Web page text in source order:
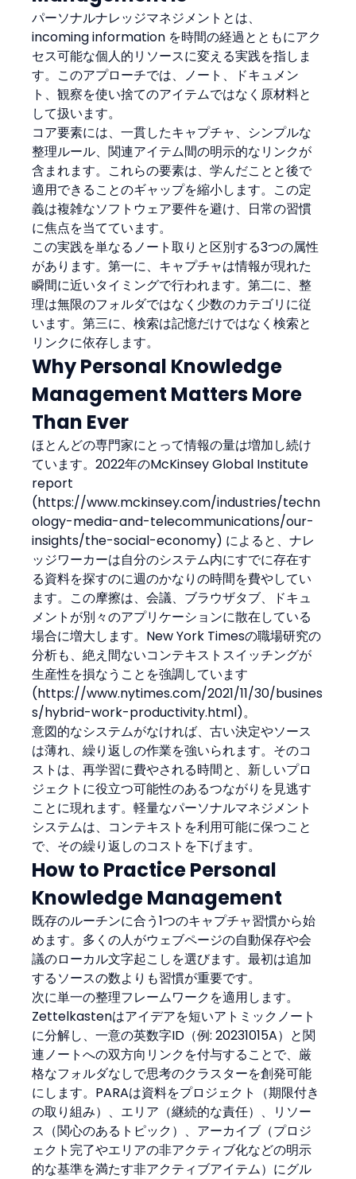
パーソナルナレッジマネジメントとは、
incoming information を時間の経過とともにアク
セス可能な個人的リソースに変える実践を指しま
す。このアプローチでは、ノート、ドキュメン
ト、観察を使い捨てのアイテムではなく原材料と
して扱います。
コア要素には、一貫したキャプチャ、シンプルな
整理ルール、関連アイテム間の明示的なリンクが
含まれます。これらの要素は、学んだことと後で
適用できることのギャップを縮小します。この定
義は複雑なソフトウェア要件を避け、日常の習慣
に焦点を当てています。
この実践を単なるノート取りと区別する3つの属性
があります。第一に、キャプチャは情報が現れた
瞬間に近いタイミングで行われます。第二に、整
理は無限のフォルダではなく少数のカテゴリに従
います。第三に、検索は記憶だけではなく検索と
リンクに依存します。
Why Personal Knowledge
Management Matters More
Than Ever
ほとんどの専門家にとって情報の量は増加し続け
ています。2022年のMcKinsey Global Institute
report
(https://www.mckinsey.com/industries/techn
ology-media-and-telecommunications/our-
insights/the-social-economy) によると、ナレ
ッジワーカーは自分のシステム内にすでに存在す
る資料を探すのに週のかなりの時間を費やしてい
ます。この摩擦は、会議、ブラウザタブ、ドキュ
メントが別々のアプリケーションに散在している
場合に増大します。New York Timesの職場研究の
分析も、絶え間ないコンテキストスイッチングが
生産性を損なうことを強調しています
(https://www.nytimes.com/2021/11/30/busines
s/hybrid-work-productivity.html)。
意図的なシステムがなければ、古い決定やソース
は薄れ、繰り返しの作業を強いられます。そのコ
ストは、再学習に費やされる時間と、新しいプロ
ジェクトに役立つ可能性のあるつながりを見逃す
ことに現れます。軽量なパーソナルマネジメント
システムは、コンテキストを利用可能に保つこと
で、その繰り返しのコストを下げます。
How to Practice Personal
Knowledge Management
既存のルーチンに合う1つのキャプチャ習慣から始
めます。多くの人がウェブページの自動保存や会
議のローカル文字起こしを選びます。最初は追加
するソースの数よりも習慣が重要です。
次に単一の整理フレームワークを適用します。
Zettelkastenはアイデアを短いアトミックノート
に分解し、一意の英数字ID（例: 20231015A）と関
連ノートへの双方向リンクを付与することで、厳
格なフォルダなしで思考のクラスターを創発可能
にします。PARAは資料をプロジェクト（期限付き
の取り組み）、エリア（継続的な責任）、リソー
ス（関心のあるトピック）、アーカイブ（プロジ
ェクト完了やエリアの非アクティブ化などの明示
的な基準を満たす非アクティブアイテム）にグル